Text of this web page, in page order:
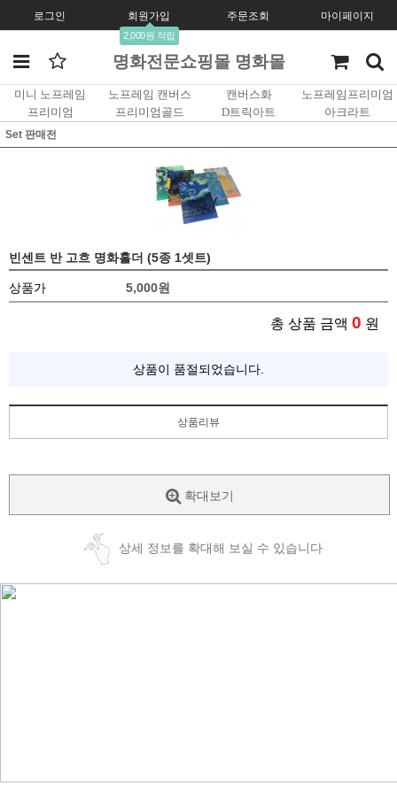
로그인 회원가입
2,000원 적립
주문조회 마이페이지
명화전문쇼핑몰 명화몰
미니 노프레임 노프레임 캔버스 캔버스화
노프레임프리미엄
프리미엄
프리미엄골드 D트릭아트 아크라트
Set 판매전
빈센트 반 고흐 명화홀더 (5종 1셋트)
상품가 5,000원
총 상품 금액 0 원
상품이 품절되었습니다.
상품리뷰
확대보기
상세 정보를 확대해 보실 수 있습니다